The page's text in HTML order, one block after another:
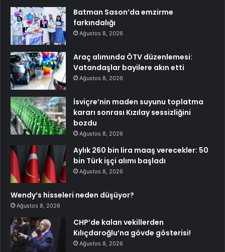
Batman Sason’da emzirme
farkındalığı
Ağustos 8, 2026
Araç alımında ÖTV düzenlemesi:
Vatandaşlar bayilere akın etti
Ağustos 8, 2026
İsviçre’nin maden suyunu toplatma
kararı sonrası Kızılay sessizliğini
bozdu
Ağustos 8, 2026
Aylık 260 bin lira maaş verecekler: 50
bin Türk işçi alımı başladı
Ağustos 8, 2026
Wendy’s hisseleri neden düşüyor?
Ağustos 8, 2026
CHP’de kalan vekillerden
Kılıçdaroğlu’na gövde gösterisi!
Ağustos 8, 2026